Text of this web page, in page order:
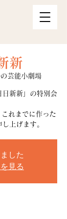
新
芸能小劇場
日新新」の特別会
れまでに作った
上げます。
した
見る